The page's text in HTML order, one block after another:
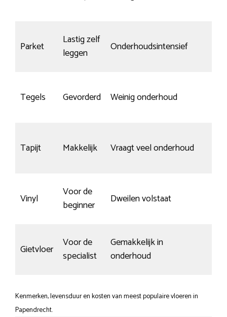
Parket
Lastig zelf
leggen
Onderhoudsintensief
Tegels Gevorderd Weinig onderhoud
Tapijt Makkelijk Vraagt veel onderhoud
Vinyl
Voor de
beginner
Dweilen volstaat
Gietvloer
Voor de
specialist
Gemakkelijk in
onderhoud
Kenmerken, levensduur en kosten van meest populaire vloeren in
Papendrecht.